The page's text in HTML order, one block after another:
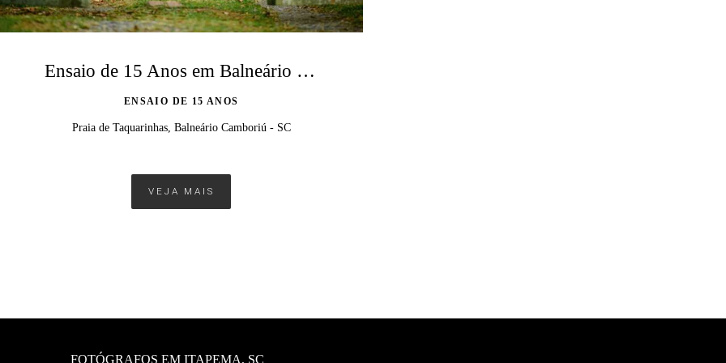
Ensaio de 15 Anos em Balneário Camboriú – Fotógrafo de Debutantes
ENSAIO DE 15 ANOS
Praia de Taquarinhas, Balneário Camboriú - SC
VEJA MAIS
FOTÓGRAFOS EM ITAPEMA, SC